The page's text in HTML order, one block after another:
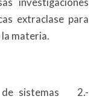
extraclase para
materia.
de sistemas 2.-